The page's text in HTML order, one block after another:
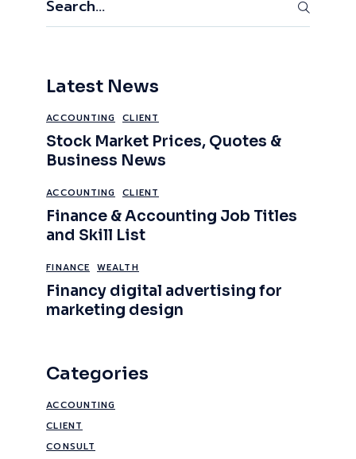
Latest News
ACCOUNTING CLIENT
Stock Market Prices, Quotes &
Business News
ACCOUNTING CLIENT
Finance & Accounting Job Titles
and Skill List
FINANCE WEALTH
Financy digital advertising for
marketing design
Categories
ACCOUNTING
CLIENT
CONSULT